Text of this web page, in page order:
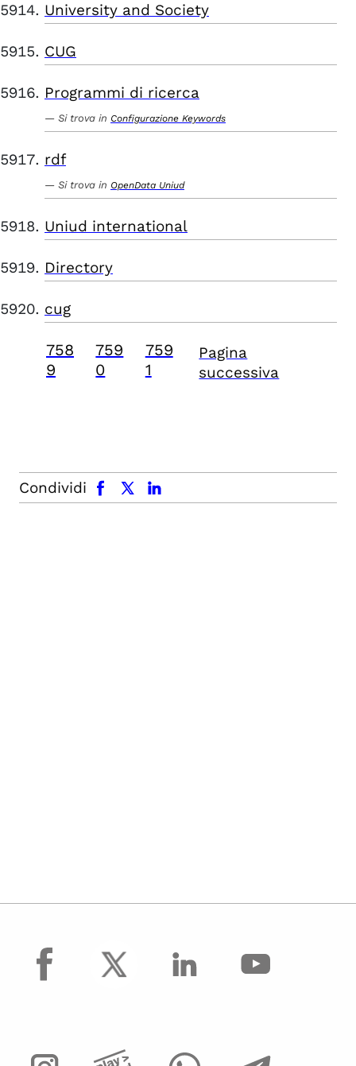
University and Society
CUG
Programmi di ricerca
Si trova in Configurazione Keywords
rdf
Si trova in OpenData Uniud
Uniud international
Directory
cug
758
9
759
0
759
1
Pagina
successiva
Condividi
facebook x.com linkedin
facebook